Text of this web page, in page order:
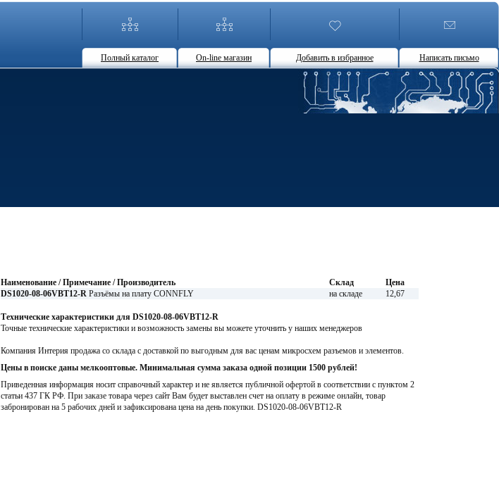
Полный каталог On-line магазин Добавить в избранное Написать письмо
Наименование / Примечание / Производитель Склад
Цена
DS1020-08-06VBT12-R Разъёмы на плату CONNFLY на складе 12,67
Технические характеристики для DS1020-08-06VBT12-R
Точные технические характеристики и возможность замены вы можете уточнить у наших менеджеров
Компания Интерия продажа со склада с доставкой по выгодным для вас ценам микросхем разъемов и элементов.
Цены в поиске даны мелкооптовые. Минимальная сумма заказа одной позиции 1500 рублей!
Приведенная информация носит справочный характер и не является публичной офертой в соответствии с пунктом 2
статьи 437 ГК РФ. При заказе товара через сайт Вам будет выставлен счет на оплату в режиме онлайн, товар
забронирован на 5 рабочих дней и зафиксирована цена на день покупки. DS1020-08-06VBT12-R